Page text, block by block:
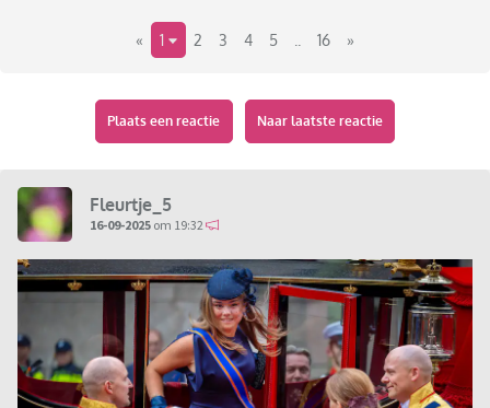
« 1 2 3 4 5 16 »
Plaats een reactie Naar laatste reactie
Fleurtje_5
16-09-2025 om 19:32